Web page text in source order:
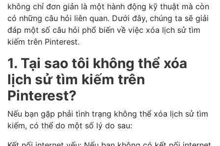
không chỉ đơn giản là một hành động kỹ thuật mà còn
có những câu hỏi liên quan. Dưới đây, chúng ta sẽ giải
đáp một số câu hỏi phổ biến về việc xóa lịch sử tìm
kiếm trên Pinterest.
1. Tại sao tôi không thể xóa
lịch sử tìm kiếm trên
Pinterest?
Nếu bạn gặp phải tình trạng không thể xóa lịch sử tìm
kiếm, có thể do một số lý do sau: